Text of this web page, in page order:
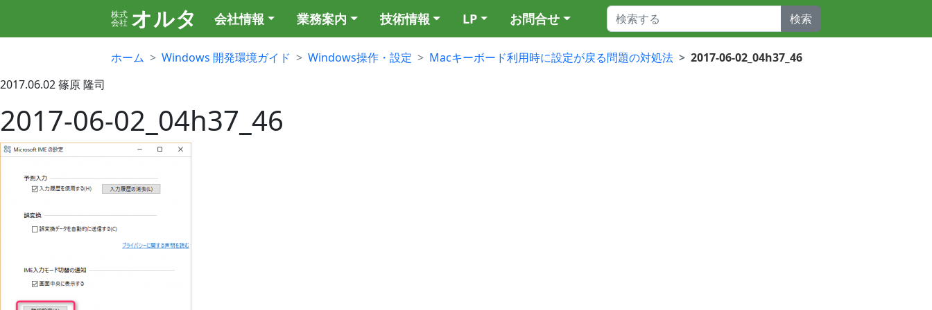
株式
会社 オルタ 会社情報 業務案内 技術情報 LP お問合せ 検索
ホーム Windows 開発環境ガイド Windows操作・設定 Macキーボード利用時に設定が戻る問題の対処法
2017-06-02_04h37_46
2017.06.02篠原 隆司
2017-06-02_04h37_46